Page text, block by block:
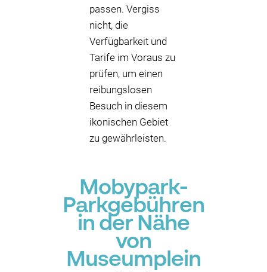
passen. Vergiss
nicht, die
Verfügbarkeit und
Tarife im Voraus zu
prüfen, um einen
reibungslosen
Besuch in diesem
ikonischen Gebiet
zu gewährleisten.
Mobypark-
Parkgebühren
in der Nähe
von
Museumplein